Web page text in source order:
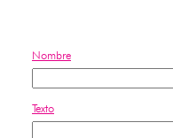
Nombre
Texto